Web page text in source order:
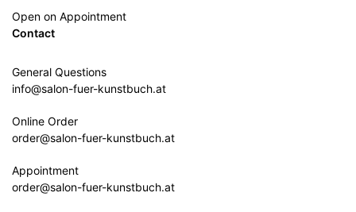
Open on Appointment
Contact
General Questions
info@salon-fuer-kunstbuch.at
Online Order
order@salon-fuer-kunstbuch.at
Appointment
order@salon-fuer-kunstbuch.at